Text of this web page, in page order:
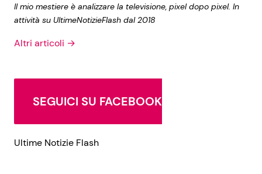
Il mio mestiere è analizzare la televisione, pixel dopo pixel. In
attività su UltimeNotizieFlash dal 2018
Altri articoli →
SEGUICI SU FACEBOOK
Ultime Notizie Flash